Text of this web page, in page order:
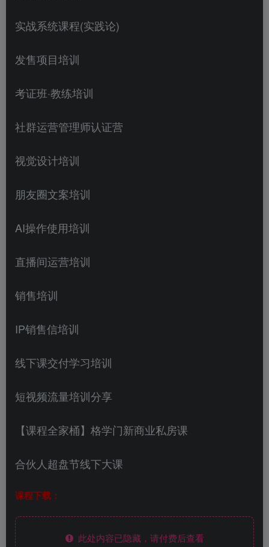
实战系统课程(实践论)
发售项目培训
考证班·教练培训
社群运营管理师认证营
视觉设计培训
朋友圈文案培训
AI操作使用培训
直播间运营培训
销售培训
IP销售信培训
线下课交付学习培训
短视频流量培训分享
【课程全家桶】格学门新商业私房课
合伙人超盘节线下大课
课程下载：
此处内容已隐藏，请付费后查看